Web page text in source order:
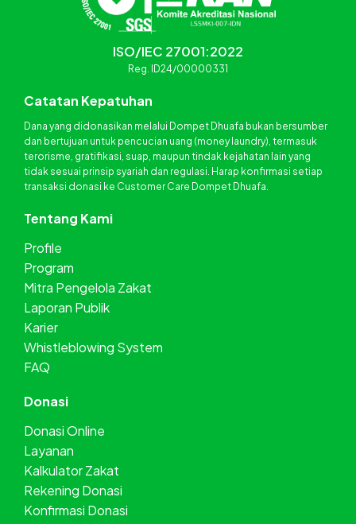
ISO/IEC 27001:2022
Reg. ID24/00000331
Catatan Kepatuhan
Dana yang didonasikan melalui Dompet Dhuafa bukan bersumber
dan bertujuan untuk pencucian uang (money laundry), termasuk
terorisme, gratifikasi, suap, maupun tindak kejahatan lain yang
tidak sesuai prinsip syariah dan regulasi. Harap konfirmasi setiap
transaksi donasi ke Customer Care Dompet Dhuafa.
Tentang Kami
Profile
Program
Mitra Pengelola Zakat
Laporan Publik
Karier
Whistleblowing System
FAQ
Donasi
Donasi Online
Layanan
Kalkulator Zakat
Rekening Donasi
Konfirmasi Donasi